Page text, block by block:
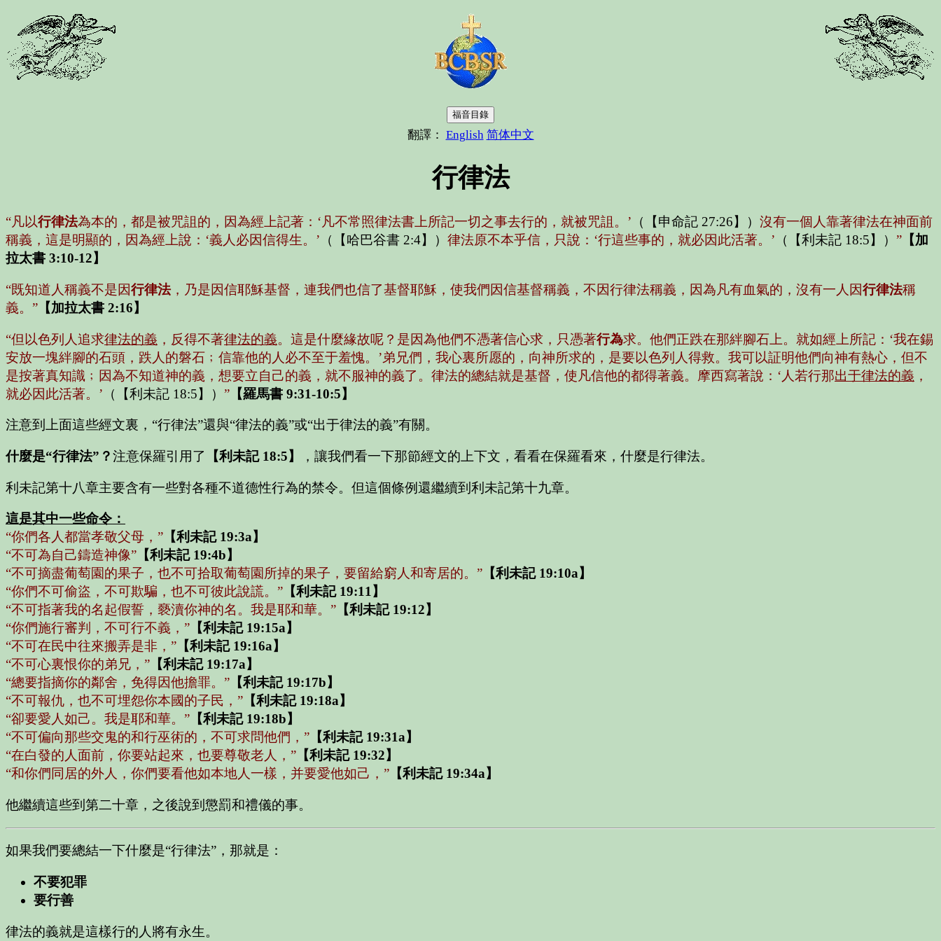
福音目錄
翻譯： English 简体中文
行律法
“凡以行律法為本的，都是被咒詛的，因為經上記著：‘凡不常照律法書上所記一切之事去行的，就被咒詛。’ （【申命記 27:26】） 沒有一個人靠著律法在神面前
稱義，這是明顯的，因為經上說：‘義人必因信得生。’ （【哈巴谷書 2:4】） 律法原不本乎信，只說：‘行這些事的，就必因此活著。’ （【利未記 18:5】） ” 【加
拉太書 3:10-12】
“既知道人稱義不是因行律法，乃是因信耶穌基督，連我們也信了基督耶穌，使我們因信基督稱義，不因行律法稱義，因為凡有血氣的，沒有一人因行律法稱
義。” 【加拉太書 2:16】
“但以色列人追求律法的義 ，反得不著律法的義。這是什麼緣故呢？是因為他們不憑著信心求，只憑著行為求。他們正跌在那絆腳石上。就如經上所記：‘我在錫
安放一塊絆腳的石頭，跌人的磐石﹔信靠他的人必不至于羞愧。’弟兄們，我心裏所愿的，向神所求的，是要以色列人得救。我可以証明他們向神有熱心，但不
是按著真知識﹔因為不知道神的義，想要立自己的義，就不服神的義了。律法的總結就是基督，使凡信他的都得著義。摩西寫著說：‘人若行那出于律法的義 ，
就必因此活著。’ （【利未記 18:5】） ” 【羅馬書 9:31-10:5】
注意到上面這些經文裏，“行律法”還與“律法的義”或“出于律法的義”有關。
什麼是“行律法”？注意保羅引用了 【利未記 18:5】 ，讓我們看一下那節經文的上下文，看看在保羅看來，什麼是行律法。
利未記第十八章主要含有一些對各種不道德性行為的禁令。但這個條例還繼續到利未記第十九章。
這是其中一些命令：
“你們各人都當孝敬父母，” 【利未記 19:3a】
“不可為自己鑄造神像” 【利未記 19:4b】
“不可摘盡葡萄園的果子，也不可拾取葡萄園所掉的果子，要留給窮人和寄居的。” 【利未記 19:10a】
“你們不可偷盜，不可欺騙，也不可彼此說謊。” 【利未記 19:11】
“不可指著我的名起假誓，褻瀆你神的名。我是耶和華。” 【利未記 19:12】
“你們施行審判，不可行不義，” 【利未記 19:15a】
“不可在民中往來搬弄是非，” 【利未記 19:16a】
“不可心裏恨你的弟兄，” 【利未記 19:17a】
“總要指摘你的鄰舍，免得因他擔罪。” 【利未記 19:17b】
“不可報仇，也不可埋怨你本國的子民，” 【利未記 19:18a】
“卻要愛人如己。我是耶和華。” 【利未記 19:18b】
“不可偏向那些交鬼的和行巫術的，不可求問他們，” 【利未記 19:31a】
“在白發的人面前，你要站起來，也要尊敬老人，” 【利未記 19:32】
“和你們同居的外人，你們要看他如本地人一樣，并要愛他如己，” 【利未記 19:34a】
他繼續這些到第二十章，之後說到懲罰和禮儀的事。
如果我們要總結一下什麼是“行律法”，那就是：
不要犯罪
要行善
律法的義就是這樣行的人將有永生。